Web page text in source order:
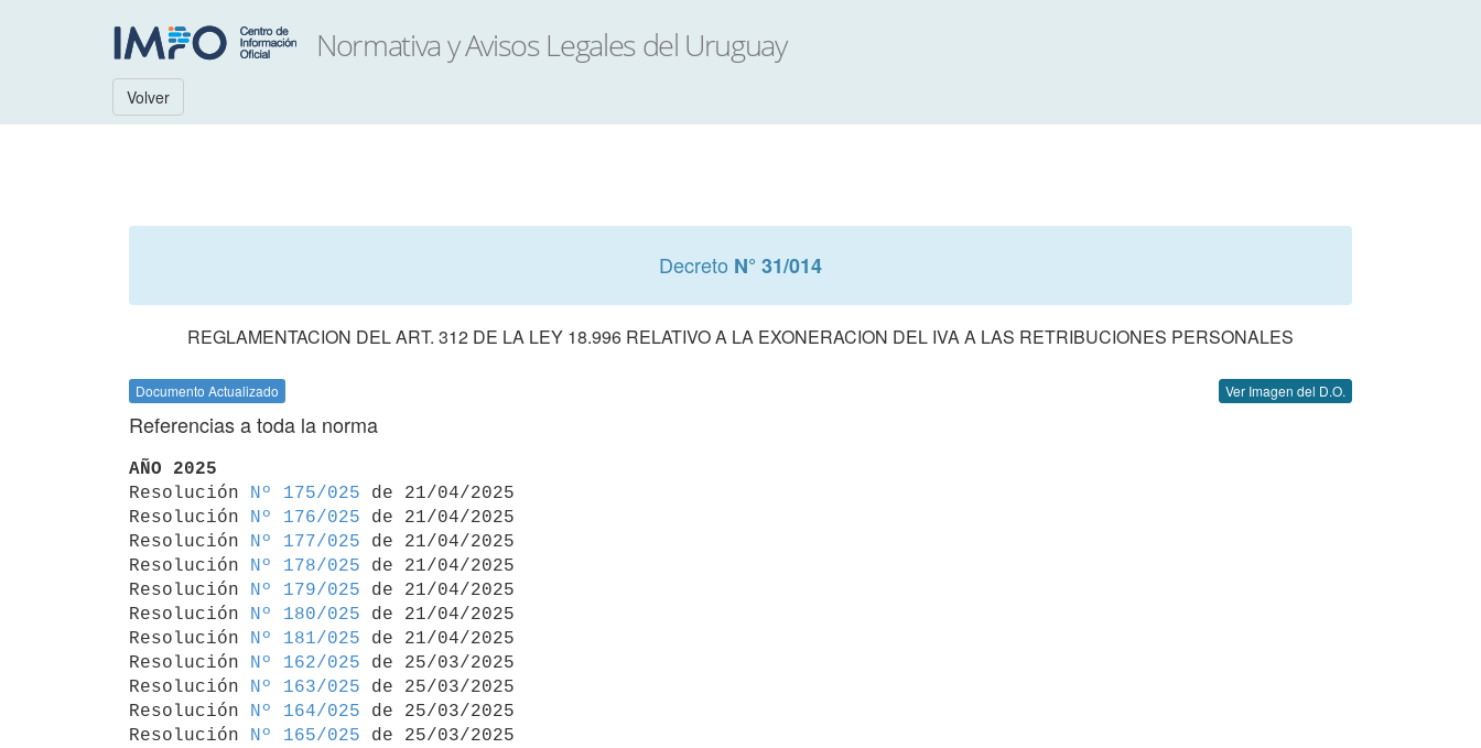
Volver
Decreto N° 31/014
REGLAMENTACION DEL ART. 312 DE LA LEY 18.996 RELATIVO A LA EXONERACION DEL IVA A LAS RETRIBUCIONES PERSONALES
Documento Actualizado Ver Imagen del D.O.
Referencias a toda la norma
AÑO 2025
Resolución
Nº 175/025 de 21/04/2025
Resolución
Nº 176/025 de 21/04/2025
Resolución
Nº 177/025 de 21/04/2025
Resolución
Nº 178/025 de 21/04/2025
Resolución
Nº 179/025 de 21/04/2025
Resolución
Nº 180/025 de 21/04/2025
Resolución
Nº 181/025 de 21/04/2025
Resolución
Nº 162/025 de 25/03/2025
Resolución
Nº 163/025 de 25/03/2025
Resolución
Nº 164/025 de 25/03/2025
Resolución
Nº 165/025 de 25/03/2025